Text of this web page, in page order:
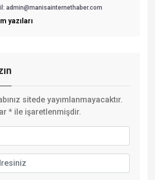
admin@manisainternethaber.com
yazıları
sitede yayımlanmayacaktır.
* ile işaretlenmişdir.